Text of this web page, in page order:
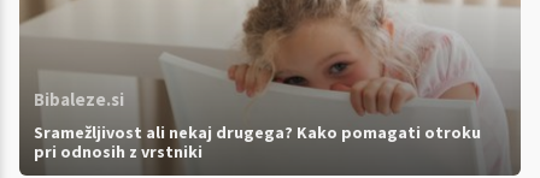
Bibaleze.si
Sramežljivost ali nekaj drugega? Kako pomagati otroku
pri odnosih z vrstniki